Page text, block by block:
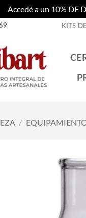
Accedé a un 10% DE
KITS
/